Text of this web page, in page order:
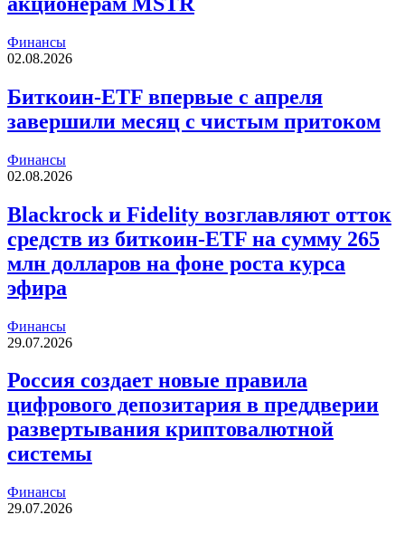
Финансы
02.08.2026
Биткоин-ETF впервые с апреля
завершили месяц с чистым притоком
Финансы
02.08.2026
Blackrock и Fidelity возглавляют отток
средств из биткоин-ETF на сумму 265
млн долларов на фоне роста курса
эфира
Финансы
29.07.2026
Россия создает новые правила
цифрового депозитария в преддверии
развертывания криптовалютной
системы
Финансы
29.07.2026